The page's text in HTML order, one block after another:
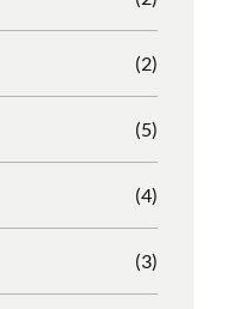
(2)
(5)
(4)
(3)